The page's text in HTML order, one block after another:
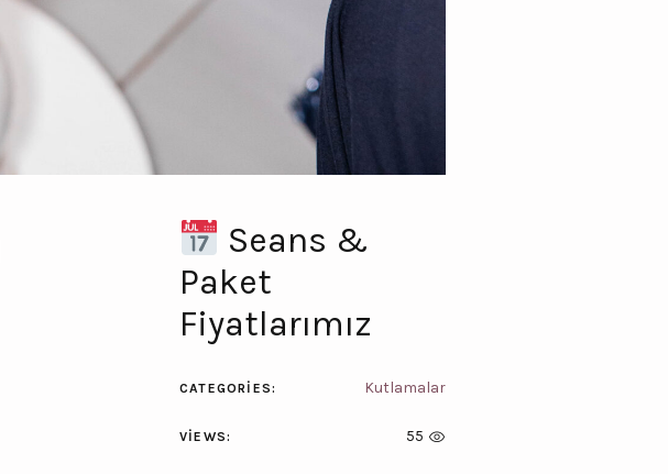
Seans &
Paket
Fiyatlarımız
CATEGORIES: Kutlamalar
VIEWS: 55